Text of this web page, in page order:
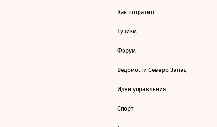
Как потратить
Туризм
Форум
Ведомости Северо-Запад
Идеи управления
Спорт